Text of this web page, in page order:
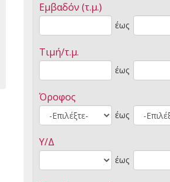
Εμβαδόν (τ.μ.)
έως
Τιμή/τ.μ.
έως
Όροφος
έως
Υ/Δ
έως